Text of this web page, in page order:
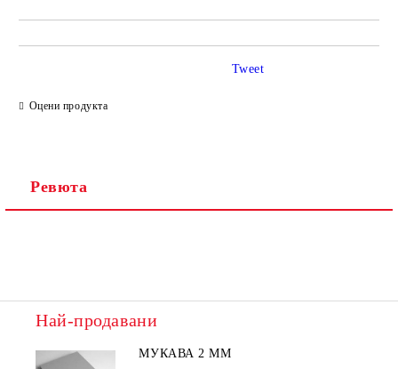
Оцени продукта
Tweet
Ревюта
Най-продавани
МУКАВА 2 ММ